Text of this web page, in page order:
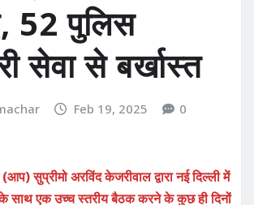
52 पुलिस
सेवा से बर्खास्त
Feb 19, 2025 0
सुप्रीमो अरविंद केजरीवाल द्वारा नई दिल्ली में
साथ एक उच्च स्तरीय बैठक करने के कुछ ही दिनों